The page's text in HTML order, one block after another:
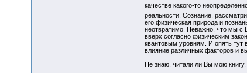
качестве какого-то
реальности. Сознание,
его физическая природа и
неотвратимо. Неважно, что мы с
вверх согласно физическим
квантовым уровням. И опять тут
влияние различных факторов и
Не знаю, читали ли Вы мою